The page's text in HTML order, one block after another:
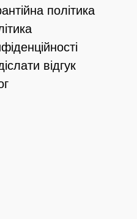
політика
відгук